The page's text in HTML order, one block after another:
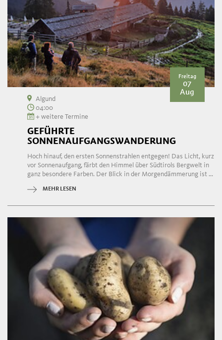
Freitag
07
Aug
Algund
04:00
+ weitere Termine
GEFÜHRTE
SONNENAUFGANGSWANDERUNG
Hoch hinauf, den ersten Sonnenstrahlen entgegen! Das Licht, kurz
vor Sonnenaufgang, färbt den Himmel über Südtirols Bergwelt in
ganz besondere Farben. Der Blick in der Morgendämmerung ist ...
MEHR LESEN